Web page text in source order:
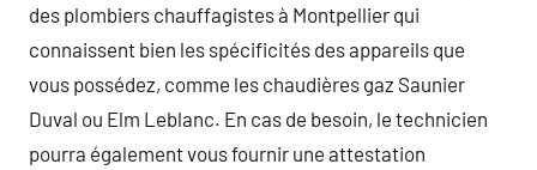
des plombiers chauffagistes à Montpellier qui
connaissent bien les spécificités des appareils que
vous possédez, comme les chaudières gaz Saunier
Duval ou Elm Leblanc. En cas de besoin, le technicien
pourra également vous fournir une attestation